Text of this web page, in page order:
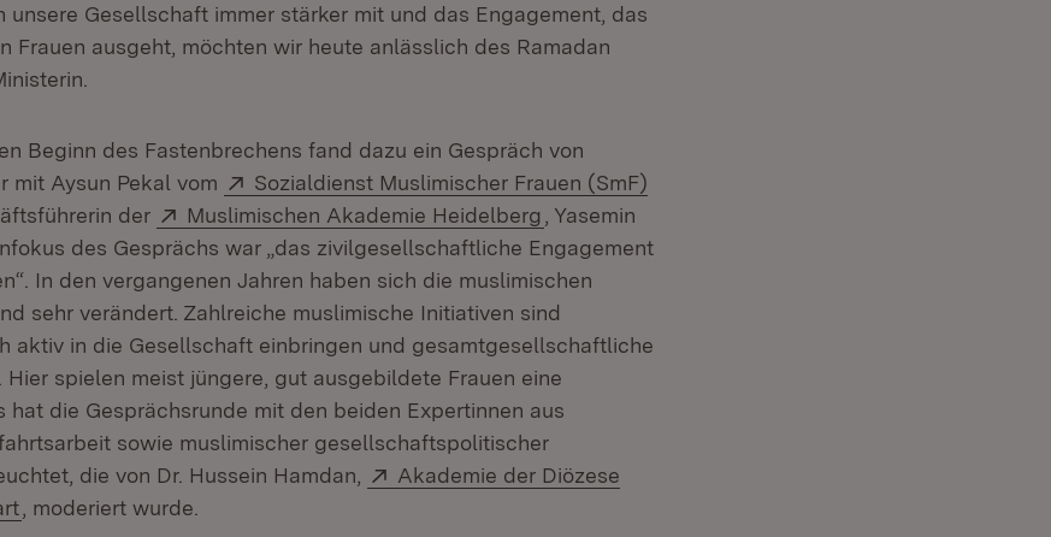
unsere Gesellschaft immer stärker mit und das Engagement, das
Frauen ausgeht, möchten wir heute anlässlich des Ramadan
Beginn des Fastenbrechens fand dazu ein Gespräch von
mit Aysun Pekal vom
Extern:
Sozialdienst Muslimischer Frauen (SmF)
Fenster) der Extern:
Muslimischen Akademie Heidelberg (Öffnet in neuem Fenster)
, Yasemin
des Gesprächs war „das zivilgesellschaftliche Engagement
In den vergangenen Jahren haben sich die muslimischen
sehr verändert. Zahlreiche muslimische Initiativen sind
aktiv in die Gesellschaft einbringen und gesamtgesellschaftliche
Hier spielen meist jüngere, gut ausgebildete Frauen eine
hat die Gesprächsrunde mit den beiden Expertinnen aus
sowie muslimischer gesellschaftspolitischer
die von Dr. Hussein Hamdan,
Extern:
Akademie der Diözese
(Öffnet in neuem Fenster)
, moderiert wurde.